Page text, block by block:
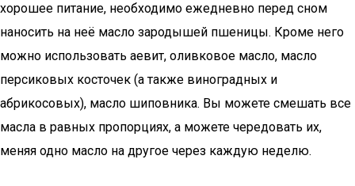
хорошее питание, необходимо ежедневно перед сном
наносить на неё масло зародышей пшеницы. Кроме него
можно использовать аевит, оливковое масло, масло
персиковых косточек (а также виноградных и
абрикосовых), масло шиповника. Вы можете смешать все
масла в равных пропорциях, а можете чередовать их,
меняя одно масло на другое через каждую неделю.